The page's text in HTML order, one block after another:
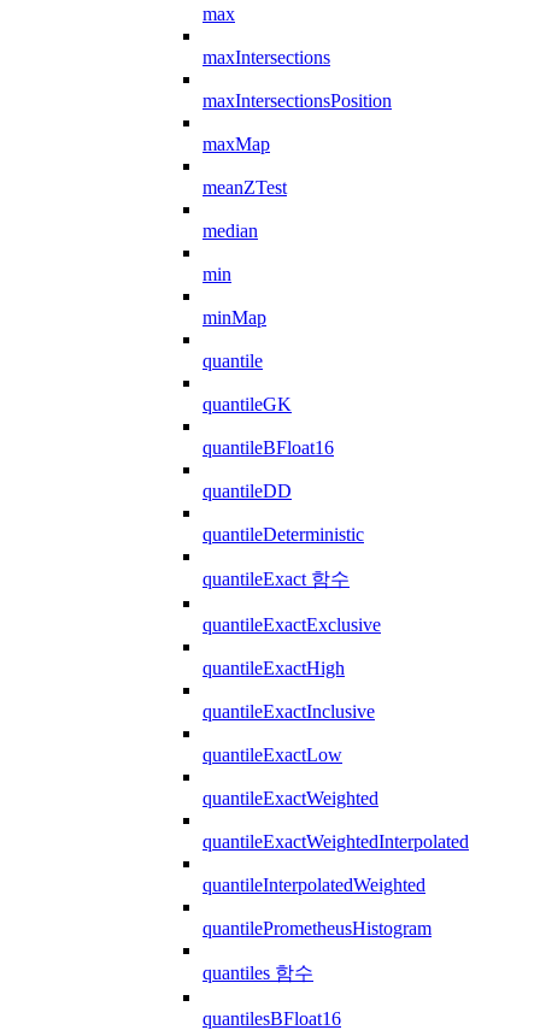
max
maxIntersections
maxIntersectionsPosition
maxMap
meanZTest
median
min
minMap
quantile
quantileGK
quantileBFloat16
quantileDD
quantileDeterministic
quantileExact 함수
quantileExactExclusive
quantileExactHigh
quantileExactInclusive
quantileExactLow
quantileExactWeighted
quantileExactWeightedInterpolated
quantileInterpolatedWeighted
quantilePrometheusHistogram
quantiles 함수
quantilesBFloat16